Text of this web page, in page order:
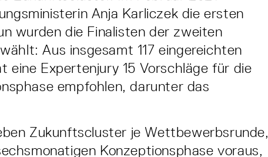
Anja Karliczek die ersten
wurden die Finalisten der zweiten
Aus insgesamt 117 eingereichten
Expertenjury 15 Vorschläge für die
empfohlen, darunter das
Zukunftscluster je Wettbewerbsrunde,
Konzeptionsphase voraus,